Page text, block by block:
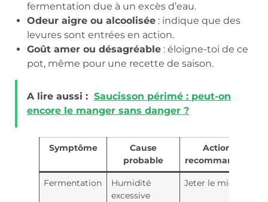
fermentation due à un excès d’eau.
Odeur aigre ou alcoolisée : indique que des
levures sont entrées en action.
Goût amer ou désagréable : éloigne-toi de ce
pot, même pour une recette de saison.
A lire aussi : Saucisson périmé : peut-on
encore le manger sans danger ?
Symptôme
Cause
probable
Action
recommandée
Fermentation
Humidité
excessive
Jeter le miel